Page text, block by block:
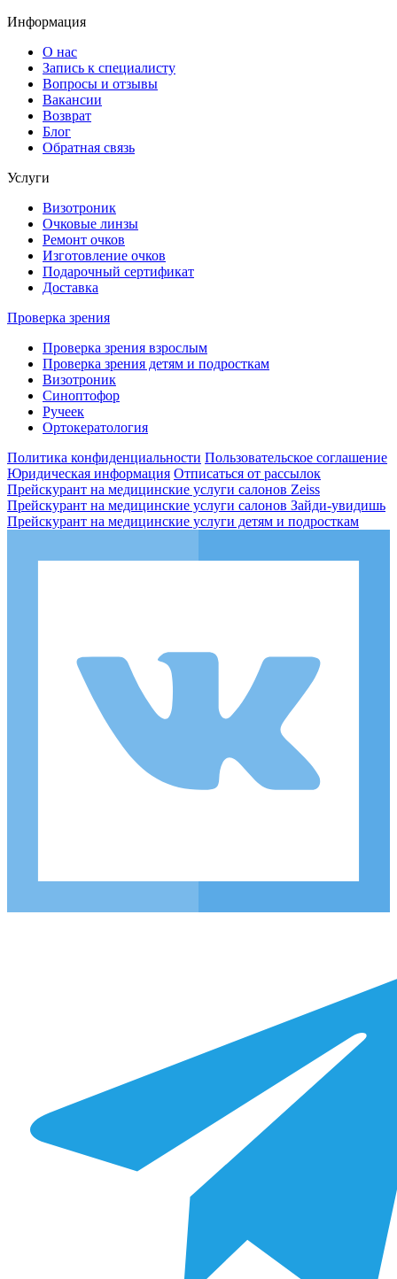
Информация
О нас
Запись к специалисту
Вопросы и отзывы
Вакансии
Возврат
Блог
Обратная связь
Услуги
Визотроник
Очковые линзы
Ремонт очков
Изготовление очков
Подарочный сертификат
Доставка
Проверка зрения
Проверка зрения взрослым
Проверка зрения детям и подросткам
Визотроник
Синоптофор
Ручеек
Ортокератология
Политика конфиденциальности Пользовательское соглашение
Юридическая информация Отписаться от рассылок
Прейскурант на медицинские услуги салонов Zeiss
Прейскурант на медицинские услуги салонов Зайди-увидишь
Прейскурант на медицинские услуги детям и подросткам